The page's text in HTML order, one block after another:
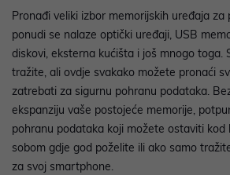
Pronađi veliki izbor memorijskih uređaja za
ponudi se nalaze optički uređaji, USB
diskovi, eksterna kućišta i još mnogo toga.
tražite, ali ovdje svakako možete pronaći
zatrebati za sigurnu pohranu podataka.
ekspanziju vaše postojeće memorije,
pohranu podataka koji možete ostaviti kod
sobom gdje god poželite ili ako samo
za svoj smartphone.